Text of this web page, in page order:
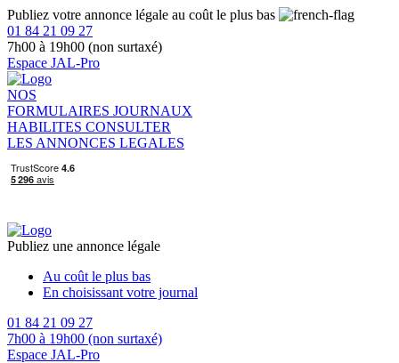
Publiez votre annonce légale au coût le plus bas
01 84 21 09 27
7h00 à 19h00 (non surtaxé)
Espace JAL-Pro
NOS
FORMULAIRES JOURNAUX
HABILITES CONSULTER
LES ANNONCES LEGALES
Publiez une annonce légale
Au coût le plus bas
En choisissant votre journal
01 84 21 09 27
7h00 à 19h00 (non surtaxé)
Espace JAL-Pro